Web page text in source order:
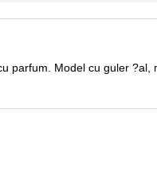
parfum. Model cu guler